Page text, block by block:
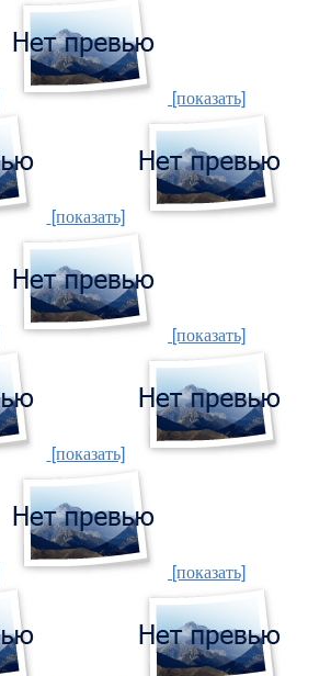
[показать]
[показать]
[показать]
[показать]
[показать]